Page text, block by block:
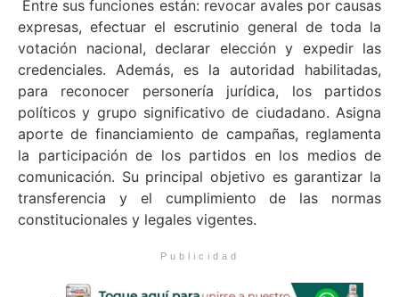
Entre sus funciones están: revocar avales por causas
expresas, efectuar el escrutinio general de toda la
votación nacional, declarar elección y expedir las
credenciales. Además, es la autoridad habilitadas,
para reconocer personería jurídica, los partidos
políticos y grupo significativo de ciudadano. Asigna
aporte de financiamiento de campañas, reglamenta
la participación de los partidos en los medios de
comunicación. Su principal objetivo es garantizar la
transferencia y el cumplimiento de las normas
constitucionales y legales vigentes.
Publicidad